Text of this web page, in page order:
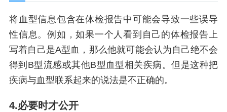
将血型信息包含在体检报告中可能会导致一些误导
性信息。例如，如果一个人看到自己的体检报告上
写着自己是A型血，那么他就可能会认为自己绝不会
得到B型流感或其他B型血型相关疾病。但是这种把
疾病与血型联系起来的说法是不正确的。
4.必要时才公开